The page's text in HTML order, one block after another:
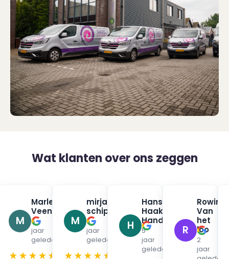
Wat klanten over ons zeggen
M
Marleen
Veenendaal
✓
6
jaar
geleden
★★★★★
M
mirjam
schippers
5
jaar
geleden
★★★★★
H
Hans
Haak
Handpan
5
jaar
geleden
R
Rowin
Van
het
loo
2
jaar